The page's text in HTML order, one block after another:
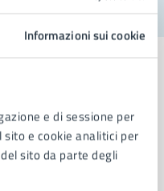
Informazioni sui cookie
e di sessione per
e cookie analitici per
sito da parte degli